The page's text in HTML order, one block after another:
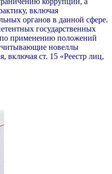
включая
органов в данной сфере.
государственных
применению положений
новеллы
включая ст. 15 «Реестр лиц,